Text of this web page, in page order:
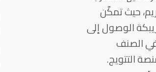
حيث تمكّن
الوصول إلى
الصنف
التتويج.